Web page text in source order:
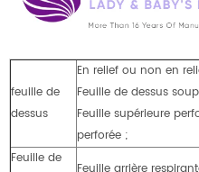
feuille de
dessus
En relief ou non en
Feuille de dessus
Feuille supérieure
perforée ;
Feuille de